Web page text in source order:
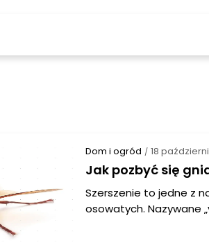
Dom i ogród / 18
Jak pozbyć się
Szerszenie to jedne z
osowatych. Nazywane